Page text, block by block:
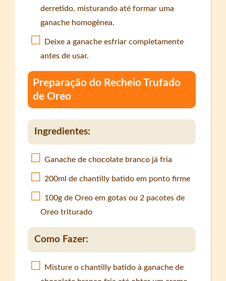
derretido, misturando até formar uma
ganache homogênea.
Deixe a ganache esfriar completamente
antes de usar.
Preparação do Recheio Trufado
de Oreo
Ingredientes:
Ganache de chocolate branco já fria
200ml de chantilly batido em ponto firme
100g de Oreo em gotas ou 2 pacotes de
Oreo triturado
Como Fazer:
Misture o chantilly batido à ganache de